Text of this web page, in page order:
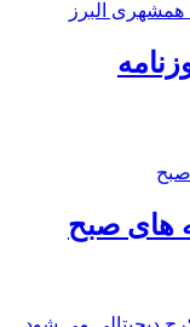
های صبح